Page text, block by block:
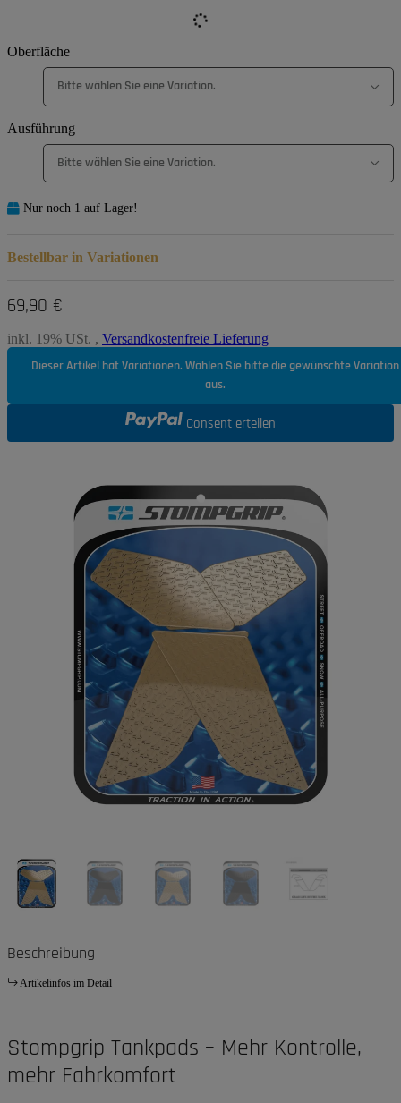
Oberfläche
Bitte wählen Sie eine Variation.
Ausführung
Bitte wählen Sie eine Variation.
Nur noch 1 auf Lager!
Bestellbar in Variationen
69,90 €
inkl. 19% USt. , Versandkostenfreie Lieferung
Dieser Artikel hat Variationen. Wählen Sie bitte die gewünschte Variation
aus.
Consent erteilen
Beschreibung
Artikelinfos im Detail
Stompgrip Tankpads – Mehr Kontrolle,
mehr Fahrkomfort